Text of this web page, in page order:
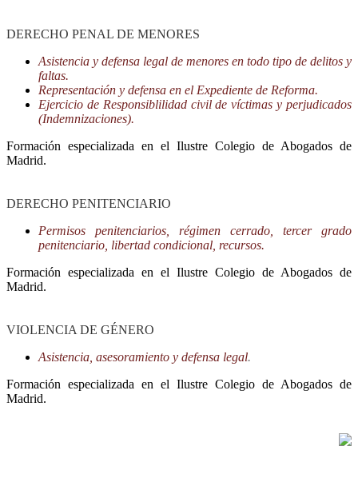
DERECHO PENAL DE MENORES
Asistencia y defensa legal de menores en todo tipo de delitos y
faltas.
Representación y defensa en el Expediente de Reforma.
Ejercicio de Responsiblilidad civil de víctimas y perjudicados
(Indemnizaciones).
Formación especializada en el Ilustre Colegio de Abogados de
Madrid.
DERECHO PENITENCIARIO
Permisos penitenciarios, régimen cerrado, tercer grado
penitenciario, libertad condicional, recursos.
Formación especializada en el Ilustre Colegio de Abogados de
Madrid.
VIOLENCIA DE GÉNERO
Asistencia, asesoramiento y defensa legal.
Formación especializada en el Ilustre Colegio de Abogados de
Madrid.